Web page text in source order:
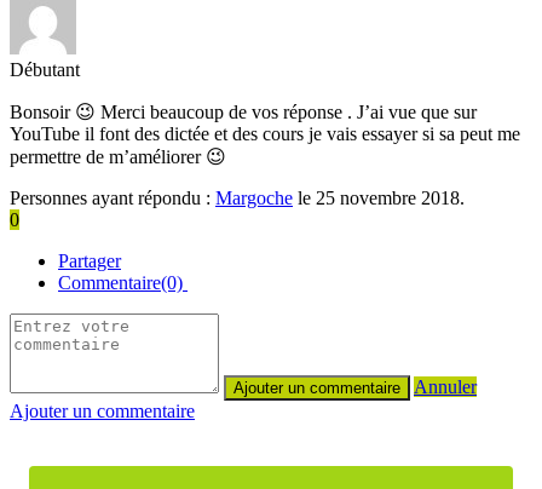
Débutant
Bonsoir 😉 Merci beaucoup de vos réponse . J’ai vue que sur
YouTube il font des dictée et des cours je vais essayer si sa peut me
permettre de m’améliorer 😉
Personnes ayant répondu : Margoche le 25 novembre 2018.
0
Partager
Commentaire(0)
Annuler
Ajouter un commentaire